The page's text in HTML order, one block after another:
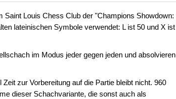
Louis Chess Club der "Champions Showdown:
lateinischen Symbole verwendet: L ist 50 und X ist
im Modus jeder gegen jeden und absolvieren
zur Vorbereitung auf die Partie bleibt nicht. 960
dieser Schachvariante, die sonst auch als